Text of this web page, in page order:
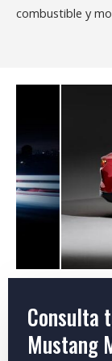
combustible y
Consulta
Mustang